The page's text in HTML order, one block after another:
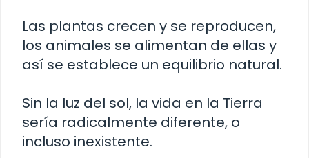
Las plantas crecen y se reproducen,
los animales se alimentan de ellas y
así se establece un equilibrio natural.
Sin la luz del sol, la vida en la Tierra
sería radicalmente diferente, o
incluso inexistente.